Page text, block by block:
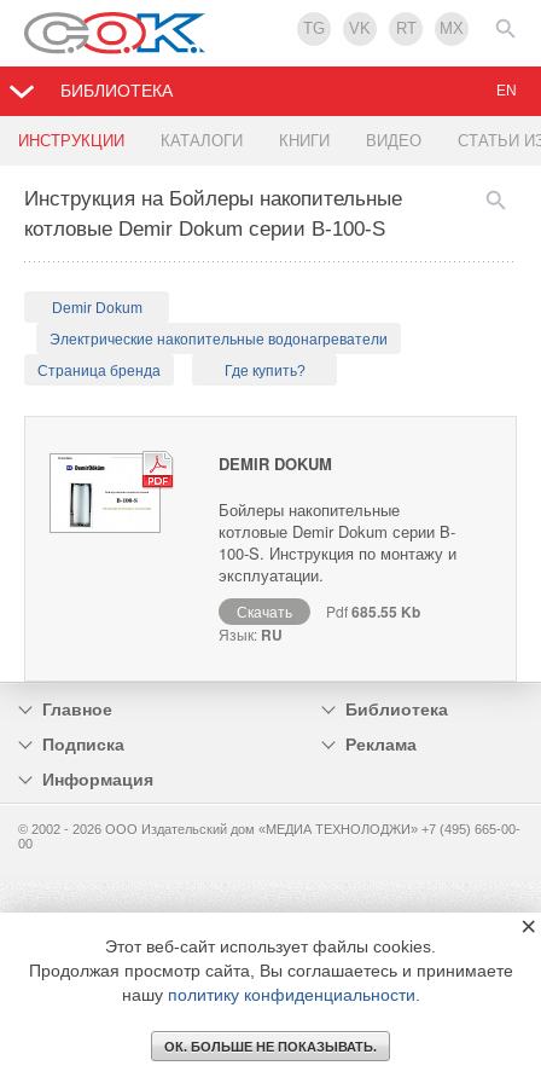
TG VK RT MX
БИБЛИОТЕКА
ИНСТРУКЦИИ КАТАЛОГИ КНИГИ ВИДЕО СТАТЬИ
EN
Инструкция на Бойлеры накопительные
котловые Demir Dоkum серии B-100-S
Demir Dokum
Электрические накопительные водонагреватели
Страница бренда
Где купить?
DEMIR DOKUM
Бойлеры накопительные
котловые Demir Dоkum серии B-
100-S. Инструкция по монтажу и
эксплуатации.
Скачать Pdf685.55 Kb
Язык: RU
Главное
Библиотека
Подписка
Реклама
Информация
© 2002 - 2026 OOO Издательский дом «МЕДИА ТЕХНОЛОДЖИ» +7 (495) 665-00-
00
Этот веб-сайт использует файлы cookies.
Продолжая просмотр сайта, Вы соглашаетесь и принимаете
нашу политику конфиденциальности
ОК. БОЛЬШЕ НЕ ПОКАЗЫВАТЬ.
×